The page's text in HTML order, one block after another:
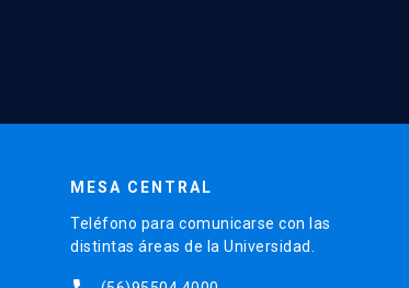
MESA CENTRAL
Teléfono para comunicarse con las
distintas áreas de la Universidad.